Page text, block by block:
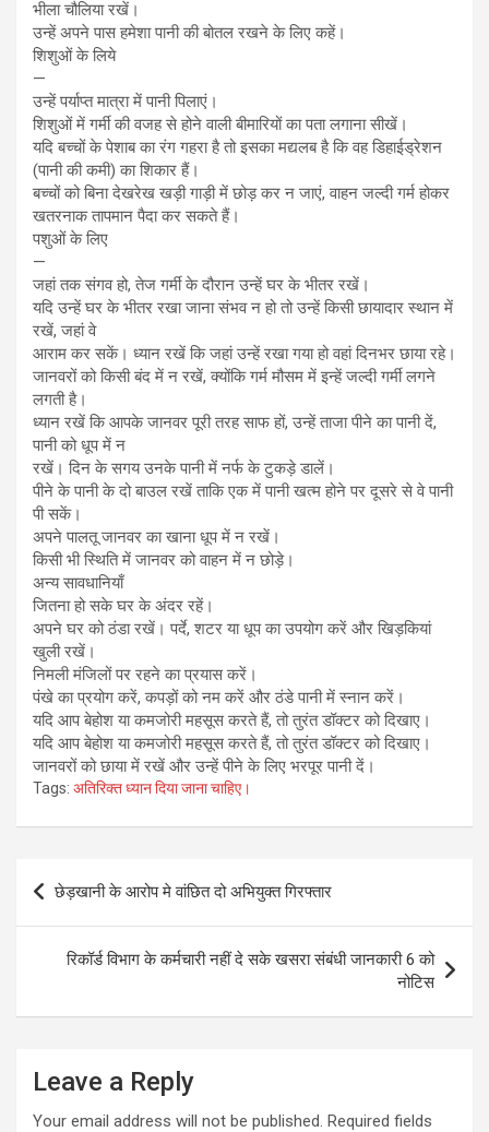
भीला चौलिया रखें।
उन्हें अपने पास हमेशा पानी की बोतल रखने के लिए कहें।
शिशुओं के लिये
—
उन्हें पर्याप्त मात्रा में पानी पिलाएं।
शिशुओं में गर्मी की वजह से होने वाली बीमारियों का पता लगाना सीखें।
यदि बच्चों के पेशाब का रंग गहरा है तो इसका मद्यलब है कि वह डिहाईड्रेशन
(पानी की कमी) का शिकार हैं।
बच्चों को बिना देखरेख खड़ी गाड़ी में छोड़ कर न जाएं, वाहन जल्दी गर्म होकर
खतरनाक तापमान पैदा कर सकते हैं।
पशुओं के लिए
—
जहां तक संगव हो, तेज गर्मी के दौरान उन्हें घर के भीतर रखें।
यदि उन्हें घर के भीतर रखा जाना संभव न हो तो उन्हें किसी छायादार स्थान में
रखें, जहां वे
आराम कर सकें। ध्यान रखें कि जहां उन्हें रखा गया हो वहां दिनभर छाया रहे।
जानवरों को किसी बंद में न रखें, क्योंकि गर्म मौसम में इन्हें जल्दी गर्मी लगने
लगती है।
ध्यान रखें कि आपके जानवर पूरी तरह साफ हों, उन्हें ताजा पीने का पानी दें,
पानी को धूप में न
रखें। दिन के सगय उनके पानी में नर्फ के टुकड़े डालें।
पीने के पानी के दो बाउल रखें ताकि एक में पानी खत्म होने पर दूसरे से वे पानी
पी सकें।
अपने पालतू जानवर का खाना धूप में न रखें।
किसी भी स्थिति में जानवर को वाहन में न छोड़े।
अन्य सावधानियाँ
जितना हो सके घर के अंदर रहें।
अपने घर को ठंडा रखें। पर्दे, शटर या धूप का उपयोग करें और खिड़कियां
खुली रखें।
निमली मंजिलों पर रहने का प्रयास करें।
पंखे का प्रयोग करें, कपड़ों को नम करें और ठंडे पानी में स्नान करें।
यदि आप बेहोश या कमजोरी महसूस करते हैं, तो तुरंत डॉक्टर को दिखाए।
यदि आप बेहोश या कमजोरी महसूस करते हैं, तो तुरंत डॉक्टर को दिखाए।
जानवरों को छाया में रखें और उन्हें पीने के लिए भरपूर पानी दें।
Tags: अतिरिक्त ध्यान दिया जाना चाहिए।
Post
navigation
छेड़खानी के आरोप मे वांछित दो अभियुक्त गिरफ्तार
रिकॉर्ड विभाग के कर्मचारी नहीं दे सके खसरा संबंधी जानकारी 6 को
नोटिस
Leave a Reply
Your email address will not be published. Required fields